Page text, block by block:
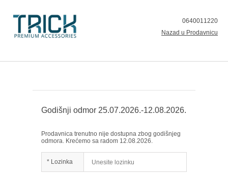
0640011220
Nazad u Prodavnicu
Godišnji odmor 25.07.2026.-12.08.2026.
Prodavnica trenutno nije dostupna zbog godišnjeg
odmora. Krećemo sa radom 12.08.2026.
* Lozinka